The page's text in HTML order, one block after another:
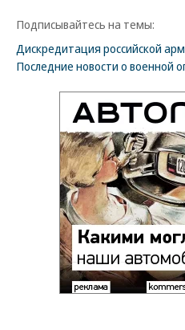
Подписывайтесь на темы:
Дискредитация российской
Последние новости о военной